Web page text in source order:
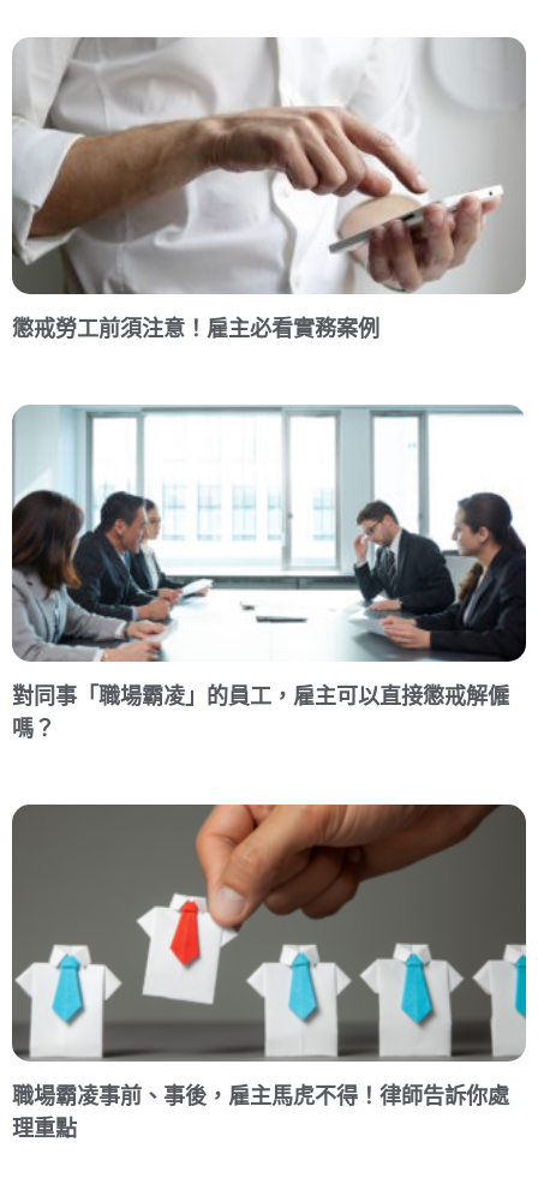
懲戒勞工前須注意！雇主必看實務案例
對同事「職場霸凌」的員工，雇主可以直接懲戒解僱
嗎？
職場霸凌事前、事後，雇主馬虎不得！律師告訴你處
理重點